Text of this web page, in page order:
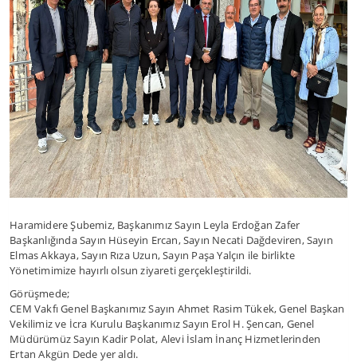
Haramidere Şubemiz, Başkanımız Sayın Leyla Erdoğan Zafer
Başkanlığında Sayın Hüseyin Ercan, Sayın Necati Dağdeviren, Sayın
Elmas Akkaya, Sayın Rıza Uzun, Sayın Paşa Yalçın ile birlikte
Yönetimimize hayırlı olsun ziyareti gerçekleştirildi.
Görüşmede;
CEM Vakfı Genel Başkanımız Sayın Ahmet Rasim Tükek, Genel Başkan
Vekilimiz ve İcra Kurulu Başkanımız Sayın Erol H. Şencan, Genel
Müdürümüz Sayın Kadir Polat, Alevi İslam İnanç Hizmetlerinden
Ertan Akgün Dede yer aldı.